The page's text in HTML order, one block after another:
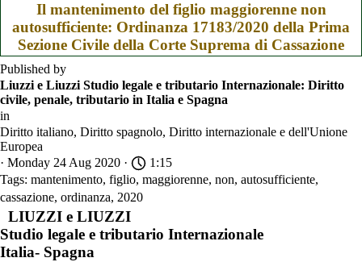
Il mantenimento del figlio maggiorenne non
autosufficiente: Ordinanza 17183/2020 della Prima
Sezione Civile della Corte Suprema di Cassazione
Published by
Liuzzi e Liuzzi Studio legale e tributario Internazionale: Diritto
civile, penale, tributario in Italia e Spagna
in
Diritto italiano, Diritto spagnolo, Diritto internazionale e dell'Unione
Europea
· Monday 24 Aug 2020 ·
1:15
Tags: mantenimento, figlio, maggiorenne, non, autosufficiente,
cassazione, ordinanza, 2020
LIUZZI e LIUZZI
Studio legale e tributario Internazionale
Italia- Spagna